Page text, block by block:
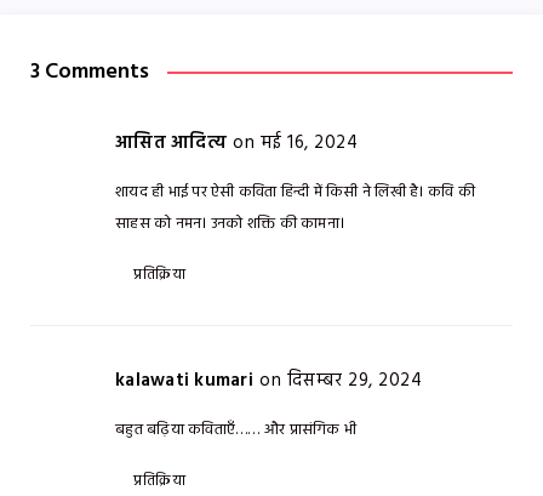
3 Comments
आसित आदित्य on मई 16, 2024
शायद ही भाई पर ऐसी कविता हिन्दी में किसी ने लिखी है। कवि की
साहस को नमन। उनको शक्ति की कामना।
प्रतिक्रिया
kalawati kumari on दिसम्बर 29, 2024
बहुत बढ़िया कविताएँ…… और प्रासंगिक भी
प्रतिक्रिया